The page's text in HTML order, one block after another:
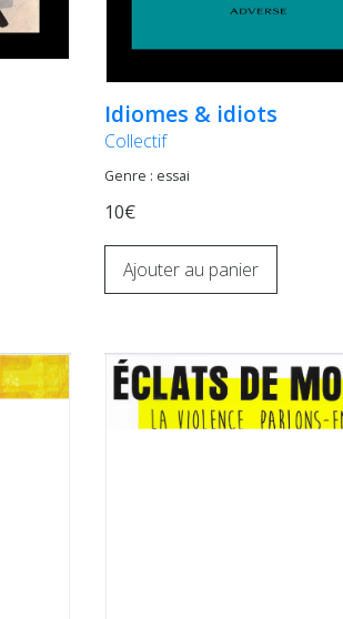
Idiomes & idiots
Collectif
Genre : essai
10€
Ajouter au panier